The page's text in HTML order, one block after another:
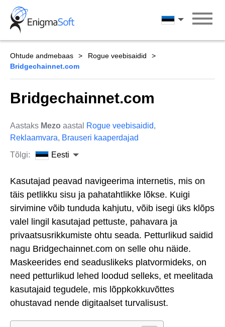
Skip
content
Eesti
Ohtude andmebaas
Rogue veebisaidid
Bridgechainnet.com
Bridgechainnet.com
Aastaks Mezo aastal Rogue veebisaidid,
Reklaamvara, Brauseri kaaperdajad
Tõlgi:
Eesti
Kasutajad peavad navigeerima internetis, mis on
täis petlikku sisu ja pahatahtlikke lõkse. Kuigi
sirvimine võib tunduda kahjutu, võib isegi üks klõps
valel lingil kasutajad pettuste, pahavara ja
privaatsusrikkumiste ohtu seada. Petturlikud saidid
nagu Bridgechainnet.com on selle ohu näide.
Maskeerides end seaduslikeks platvormideks, on
need petturlikud lehed loodud selleks, et meelitada
kasutajaid tegudele, mis lõppkokkuvõttes
ohustavad nende digitaalset turvalisust.